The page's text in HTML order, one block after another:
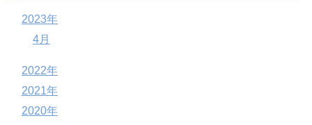
2023年
4月
2022年
2021年
2020年